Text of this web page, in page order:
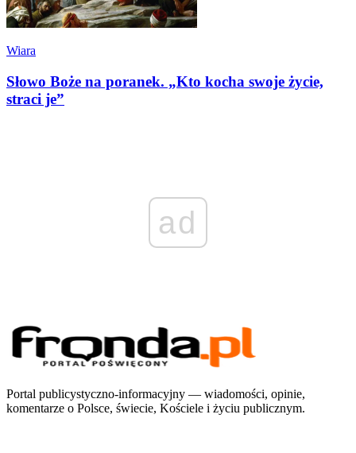
Wiara
Słowo Boże na poranek. „Kto kocha swoje życie,
straci je”
ad
Portal publicystyczno-informacyjny — wiadomości, opinie,
komentarze o Polsce, świecie, Kościele i życiu publicznym.